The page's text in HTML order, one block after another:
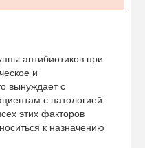
антибиотиков при
и
вынуждает с
с патологией
этих факторов
к назначению